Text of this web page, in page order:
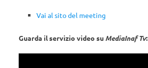
Vai al sito del meeting
Guarda il servizio video su MediaInaf Tv: